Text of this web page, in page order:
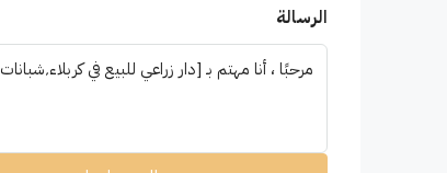
الرسالة